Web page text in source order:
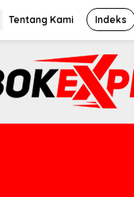
Tentang Kami Indeks